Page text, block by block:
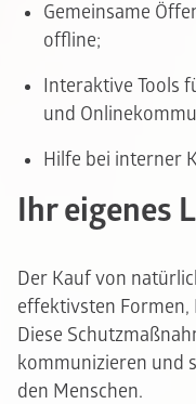
Gemeinsame
offline;
Interaktive Tools
und
Hilfe bei interner
Ihr eigenes
Der Kauf von
effektivsten Formen,
Diese
kommunizieren und
den Menschen.